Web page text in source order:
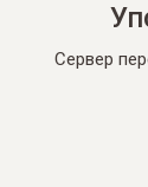
Сервер